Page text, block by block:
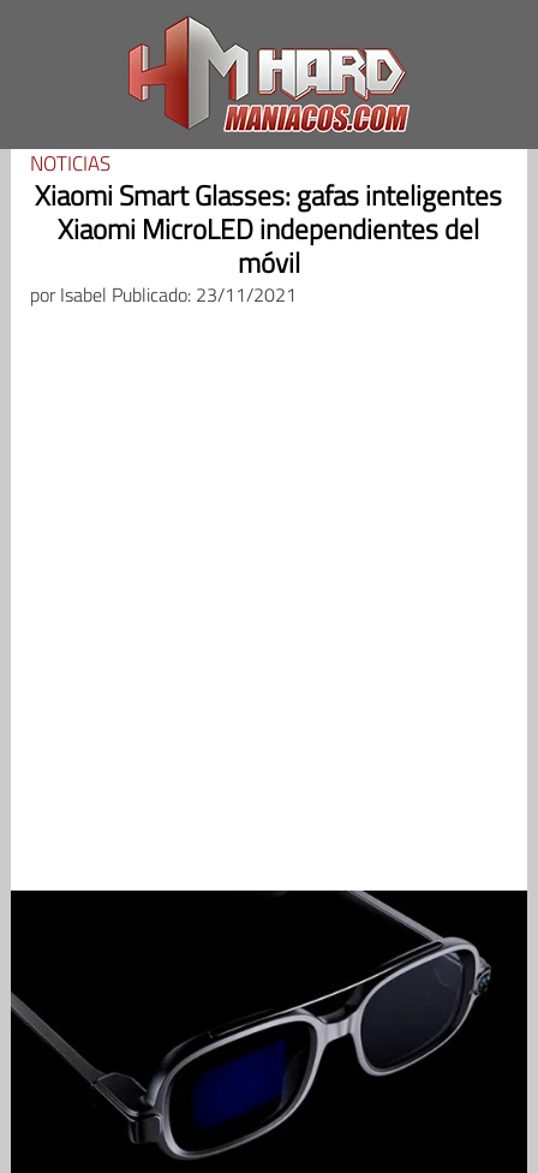
NOTICIAS
Xiaomi Smart Glasses: gafas inteligentes
Xiaomi MicroLED independientes del
móvil
porIsabel Publicado: 23/11/2021